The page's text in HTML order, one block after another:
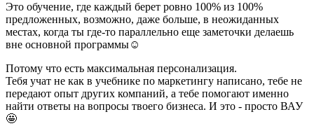
Это обучение, где каждый берет ровно 100% из 100%
предложенных, возможно, даже больше, в неожиданных
местах, когда ты где-то параллельно еще заметочки делаешь
вне основной программы☺
Потому что есть максимальная персонализация.
Тебя учат не как в учебнике по маркетингу написано, тебе не
передают опыт других компаний, а тебе помогают именно
найти ответы на вопросы твоего бизнеса. И это - просто ВАУ
🤩